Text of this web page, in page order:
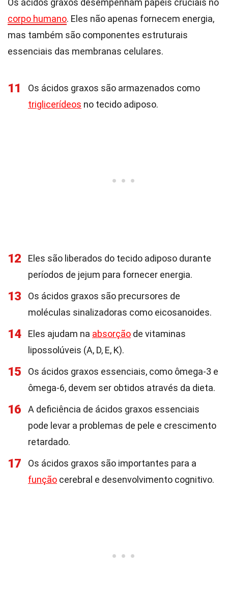
Os ácidos graxos desempenham papéis cruciais no
corpo humano. Eles não apenas fornecem energia,
mas também são componentes estruturais
essenciais das membranas celulares.
11
Os ácidos graxos são armazenados como
triglicerídeos no tecido adiposo.
12
Eles são liberados do tecido adiposo durante
períodos de jejum para fornecer energia.
13
Os ácidos graxos são precursores de
moléculas sinalizadoras como eicosanoides.
14 Eles ajudam na absorção de vitaminas
lipossolúveis (A, D, E, K).
15
Os ácidos graxos essenciais, como ômega-3 e
ômega-6, devem ser obtidos através da dieta.
16
A deficiência de ácidos graxos essenciais
pode levar a problemas de pele e crescimento
retardado.
17
Os ácidos graxos são importantes para a
função cerebral e desenvolvimento cognitivo.